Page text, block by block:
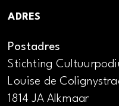
ADRES
Postadres
Stichting
Louise de
1814 JA Alkmaar